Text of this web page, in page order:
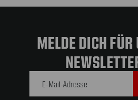
MELDE DICH FÜR